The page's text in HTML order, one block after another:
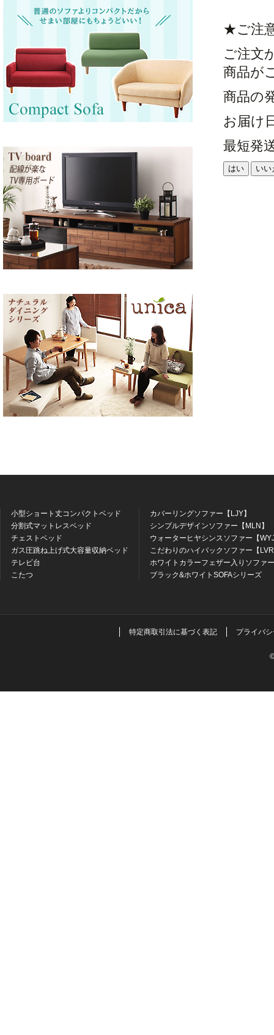
★ご注
ご注文
商品が
商品の
お届け
最短発
はい いい
小型ショート丈コンパクトベッド
分割式マットレスベッド
チェストベッド
ガス圧跳ね上げ式大容量収納ベッド
テレビ台
こたつ
カバーリングソファー【LJY】
シンプルデザインソファー【MLN】
ウォーターヒヤシンスソファー【
こだわりのハイバックソファー【
ホワイトカラーフェザー入りソファ
ブラック&ホワイトSOFAシリーズ
特定商取引法に基づく表記 プライバ